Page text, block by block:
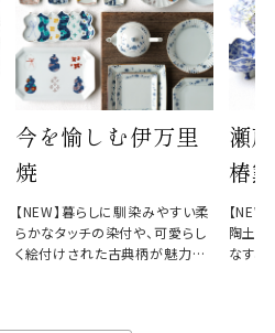
今を愉しむ伊万里
焼
【NEW】暮らしに馴染みやすい柔
らかなタッチの染付や、可愛らし
く絵付けされた古典柄が魅力の
瀬
椿窯
【
陶土と
なす、